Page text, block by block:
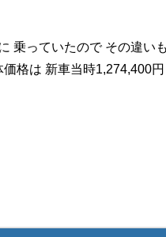
乗っていたので その違い
格は 新車当時1,274,400